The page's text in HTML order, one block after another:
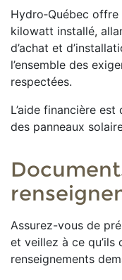
Hydro‑Québec
kilowatt installé,
d’achat et
l’ensemble des
respectées.
L’aide financière
des panneaux
Assurez-vous de
et veillez à ce qu’ils
renseignements